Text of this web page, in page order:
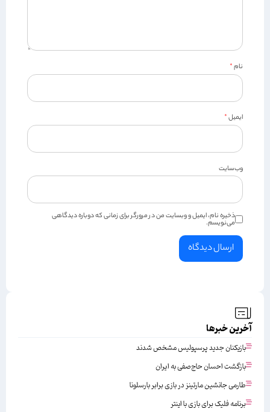
نام*
ایمیل*
وب‌سایت
ذخیره نام، ایمیل و وبسایت من در مرورگر برای زمانی که دوباره دیدگاهی
می‌نویسم.
آخرین خبرها
بازیکنان جدید پرسپولیس مشخص شدند
بازگشت احسان حاج‌صفی به ایران
طارمی جانشین مارتینز در بازی برابر بارسلونا
برنامه فلیک برای بازی با اینتر